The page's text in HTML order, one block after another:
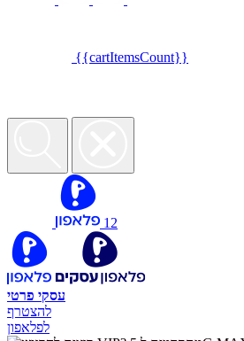
{{cartItemsCount}}
12
עסקי פרטי
להצטרף
לפלאפון